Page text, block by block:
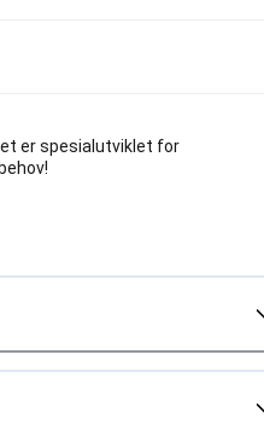
er spesialutviklet for